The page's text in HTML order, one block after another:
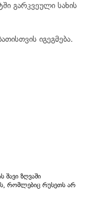
გარკვეული სახის
იგეგმება.
შავი ზღვაში
რომლებიც რუსეთს არ